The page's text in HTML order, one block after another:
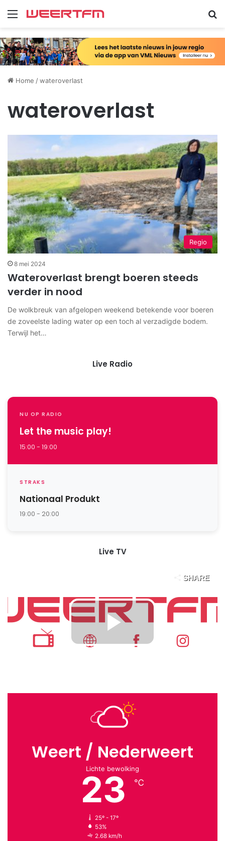
Menu
Home /wateroverlast
wateroverlast
Regio
8 mei 2024
Wateroverlast brengt boeren steeds
verder in nood
De wolkbreuk van afgelopen weekend betekende voor boeren
de zoveelste lading water op een toch al verzadigde bodem.
Terwijl het…
Live Radio
NU OP RADIO
Let the music play!
15:00 - 19:00
STRAKS
Nationaal Produkt
19:00 - 20:00
Live TV
Weert / Nederweert
Lichte bewolking
23 ℃
25º - 17º
53%
2.68 km/h